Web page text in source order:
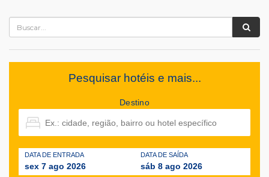
Pesquisar hotéis e mais...
Destino
DATA DE ENTRADA
sex 7 ago 2026
DATA DE SAÍDA
sáb 8 ago 2026